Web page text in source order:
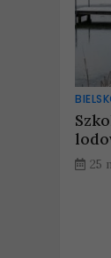
25